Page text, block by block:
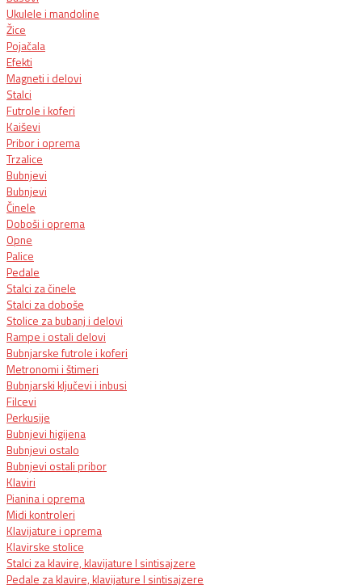
Ukulele i mandoline
Žice
Pojačala
Efekti
Magneti i delovi
Stalci
Futrole i koferi
Kaiševi
Pribor i oprema
Trzalice
Bubnjevi
Bubnjevi
Činele
Doboši i oprema
Opne
Palice
Pedale
Stalci za činele
Stalci za doboše
Stolice za bubanj i delovi
Rampe i ostali delovi
Bubnjarske futrole i koferi
Metronomi i štimeri
Bubnjarski ključevi i inbusi
Filcevi
Perkusije
Bubnjevi higijena
Bubnjevi ostalo
Bubnjevi ostali pribor
Klaviri
Pianina i oprema
Midi kontroleri
Klavijature i oprema
Klavirske stolice
Stalci za klavire, klavijature I sintisajzere
Pedale za klavire, klavijature I sintisajzere